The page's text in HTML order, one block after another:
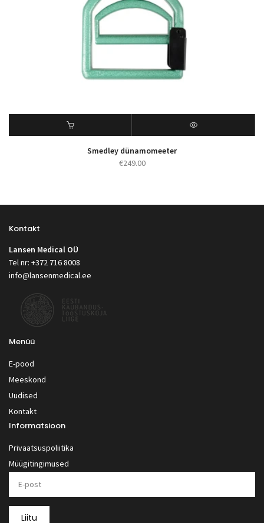
Smedley dünamomeeter
€249.00
Kontakt
Lansen Medical OÜ
Tel nr: +372 716 8008
info@lansenmedical.ee
Menüü
E-pood
Meeskond
Uudised
Kontakt
Informatsioon
Privaatsuspoliitika
Müügitingimused
Liitu